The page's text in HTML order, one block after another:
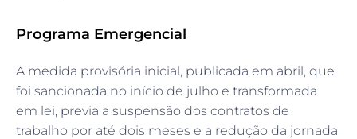
Programa Emergencial
A medida provisória inicial, publicada em abril, que
foi sancionada no início de julho e transformada
em lei, previa a suspensão dos contratos de
trabalho por até dois meses e a redução da jornada